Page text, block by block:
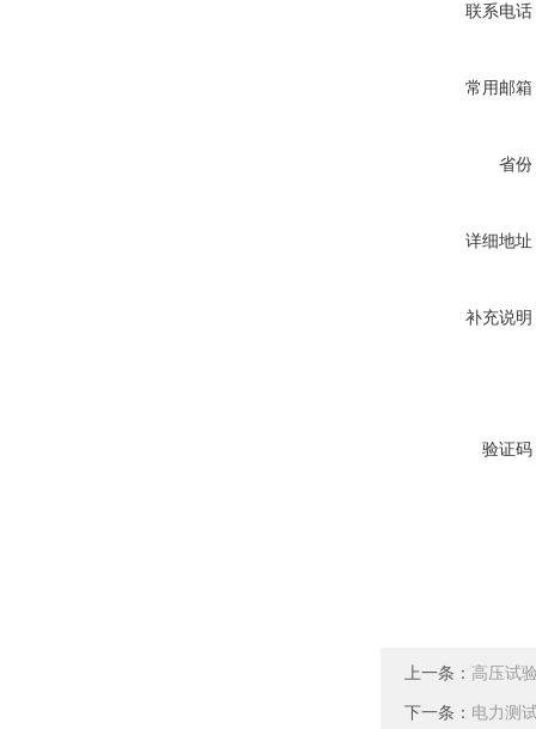
联系电话
常用邮箱
省份
详细地址
补充说明
验证码
上一条： 高压试
下一条： 电力测